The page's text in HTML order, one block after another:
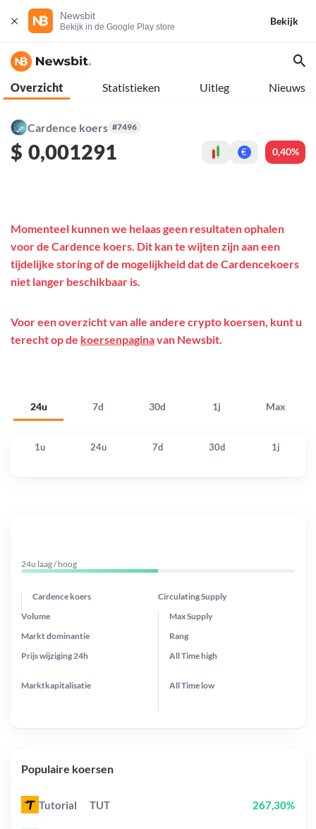
Newsbit
Bekijk in de Google Play store
Bekijk
Overzicht Statistieken Uitleg Nieuws
Cardence koers #7496
$ 0,001291 € 0,40%
24u 7d 30d 1j Max
Momenteel kunnen we helaas geen resultaten ophalen
voor de Cardence koers. Dit kan te wijten zijn aan een
tijdelijke storing of de mogelijkheid dat de Cardencekoers
niet langer beschikbaar is.
Voor een overzicht van alle andere crypto koersen, kunt u
terecht op de koersenpaginavan Newsbit.
1u 24u 7d 30d 1j
24u laag / hoog
Cardence koers Circulating Supply
Prijs wijziging24h
Max Supply
Markt dominantie
Marktkapitalisatie
Volume
Rang
All Timehigh
All Time low
Populaire koersen
Tutorial TUT 267,30%